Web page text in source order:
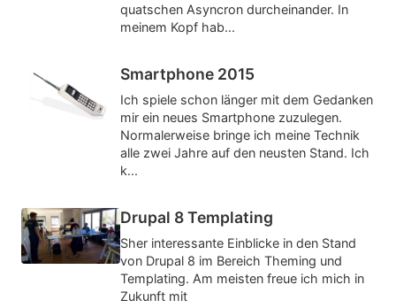
quatschen Asyncron durcheinander. In
meinem Kopf hab...
Smartphone 2015
Ich spiele schon länger mit dem Gedanken
mir ein neues Smartphone zuzulegen.
Normalerweise bringe ich meine Technik
alle zwei Jahre auf den neusten Stand. Ich
k...
Drupal 8 Templating
Sher interessante Einblicke in den Stand
von Drupal 8 im Bereich Theming und
Templating. Am meisten freue ich mich in
Zukunft mit